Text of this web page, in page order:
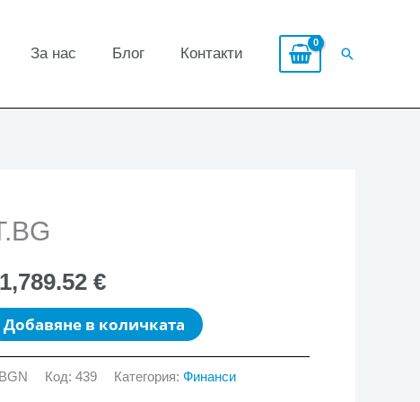
За нас Блог Контакти Search
€
Добавяне в количката
Код: 439 Категория: Финанси